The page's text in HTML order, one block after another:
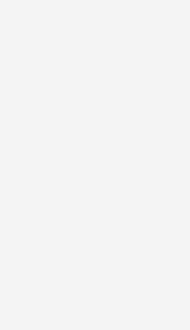
Sorgfalt erstellt. Für
der Inhalte können
sind wir
diesen Seiten nach
§ 8 bis 10 TMG
übermittelte
oder nach
Tätigkeit
Sperrung der
Gesetzen bleiben
ist jedoch erst ab
Rechtsverletzung
umgehend entfernen.